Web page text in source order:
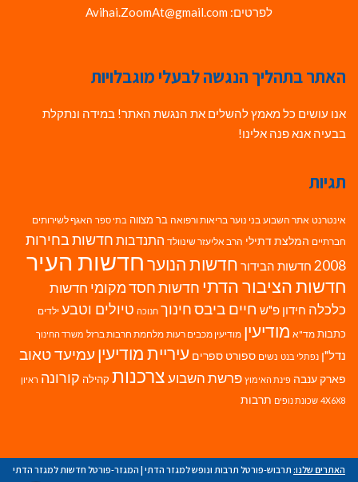
לפרטים: Avihai.ZoomAt@gmail.com
האתר בתהליך הנגשה לבעלי מוגבלויות
אנו עושים כל מאמץ להשלים את הנגשת האתר! במידה ונתקלת
בבעיה אנא פנה אלינו!
תגיות
אינטרנט אתר השבוע בני נוער בריאות ורפואה בר מצווה בתי ספר האגף לשירותים
חברתיים המלצת דתילי הרב אליעזר שינוולד התנדבות חדשות בחירות
2008 חדשות הבידור חדשות הנוערחדשות העיר
חדשות הציבור הדתי חדשות חסד מקומי חדשות
כלכלה חידון פ"ש חיים ביבסחינוך חנוכה טיולים וטבע ילדים
כתבות מד"א מודיעין מודיעין מכבים רעות מלחמת חרבות ברזל משרד החינוך
נדל"ן נפתלי בנט נשים ספורט ספרים עיריית מודיעין עמיעד טאוב
פארק ענבה פינת האימוץ פרשת השבועצרכנות קהילה קורונה ראיון
4X6X8 שכונת נופים תרבות
האתרים שלנו: תרבוש-פורטל תרבות ונופש למגזר הדתי | המגזר-פורטל חדשות למגזר הדתי